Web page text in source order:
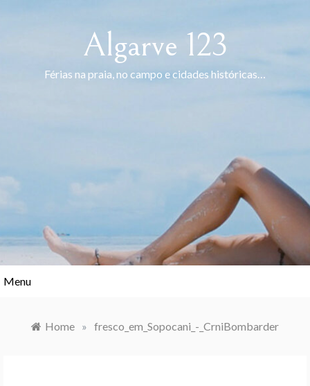
Algarve 123
Férias na praia, no campo e cidades históricas…
Menu
Home » fresco_em_Sopocani_-_CrniBombarder